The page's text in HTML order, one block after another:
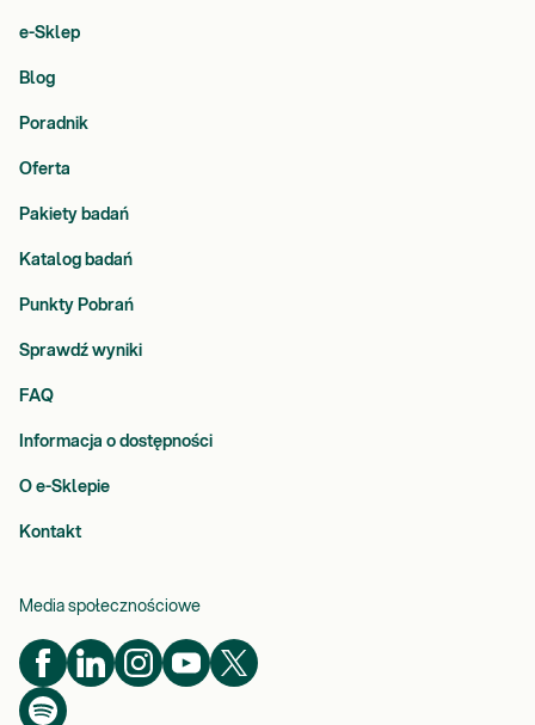
e-Sklep
Blog
Poradnik
Oferta
Pakiety badań
Katalog badań
Punkty Pobrań
Sprawdź wyniki
FAQ
Informacja o dostępności
O e-Sklepie
Kontakt
Media społecznościowe